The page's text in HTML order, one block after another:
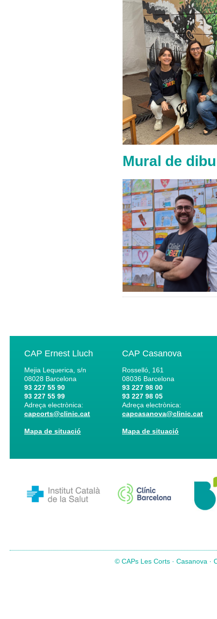
Mural de
CAP Ernest Lluch
Mejia Lequerica, s/n
08028 Barcelona
93 227 55 90
93 227 55 99
Adreça electrònica:
capcorts@clinic.cat
Mapa de situació
CAP Casanova
Rosselló, 161
08036 Barcelona
93 227 98 00
93 227 98 05
Adreça electrònica:
capcasanova@clinic.cat
Mapa de situació
© CAPs Les Corts · Casanova ·